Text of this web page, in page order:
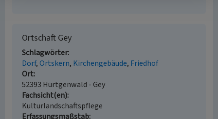
Ortschaft Gey
Schlagwörter
Dorf Ortskern Kirchengebäude Friedhof
Ort
52393 Hürtgenwald - Gey
Fachsicht(en)
Kulturlandschaftspflege
Erfassungsmaßstab